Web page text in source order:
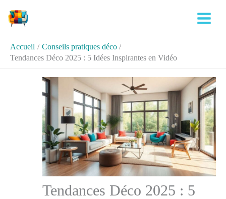
Accueil
Conseils pratiques déco
Tendances Déco 2025 : 5 Idées Inspirantes en Vidéo
Tendances Déco 2025 : 5